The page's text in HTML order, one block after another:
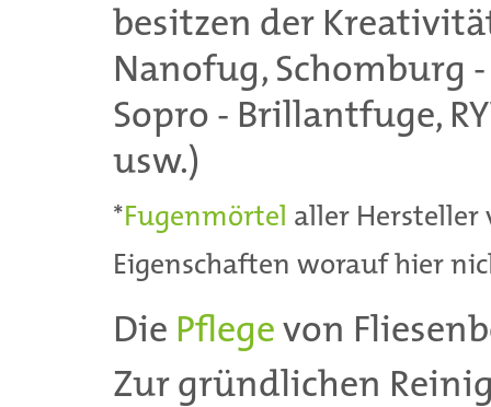
besitzen der
Nanofug, Schomburg
Sopro - Brillantfuge,
usw.)
*Fugenmörtel aller Hersteller
Eigenschaften worauf hier
Die Pflege von
Zur gründlichen